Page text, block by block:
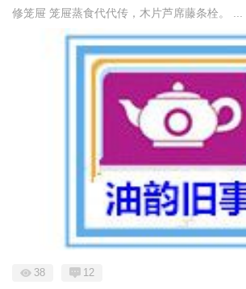
修笼屉 笼屉蒸食代代传，木片芦席藤条栓。 ...
38 12